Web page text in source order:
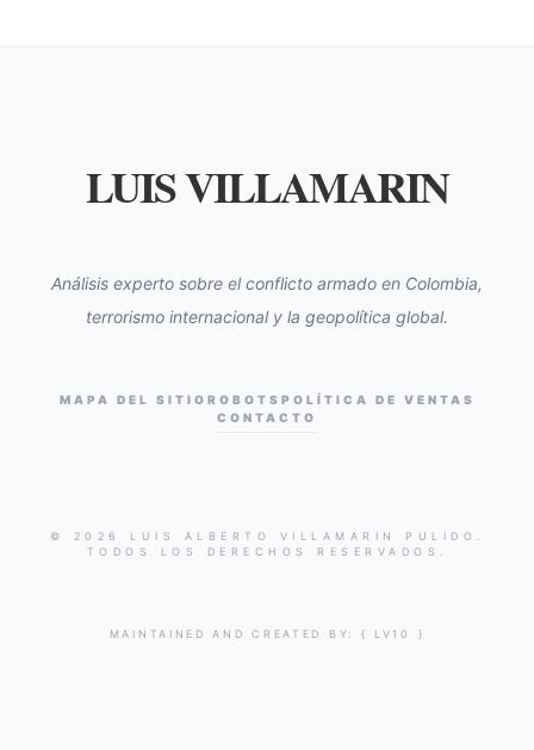
LUIS VILLAMARIN
Análisis experto sobre el conflicto armado en Colombia,
terrorismo internacional y la geopolítica global.
MAPA DEL SITIO ROBOTS POLÍTICA DE VENTAS
CONTACTO
© 2026 LUIS ALBERTO VILLAMARIN PULIDO.
TODOS LOS DERECHOS RESERVADOS.
MAINTAINED AND CREATED BY: { LV10 }